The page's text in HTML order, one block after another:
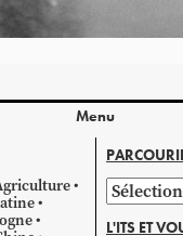
Menu
Parcourir
par
catégorie
L'ITS ET